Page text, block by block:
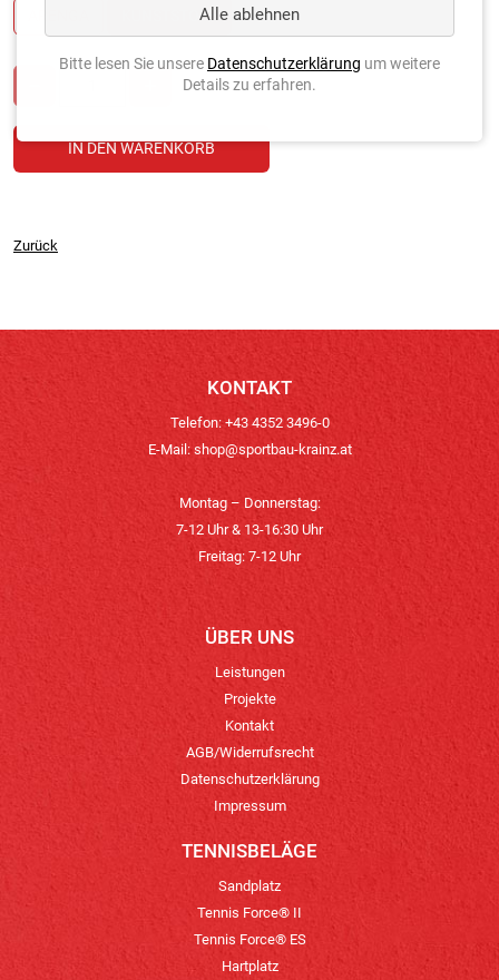
KUNSTSTOFF
Zurück
KONTAKT
Telefon: +43 4352 3496-0
E-Mail:shop@sportbau-krainz.at
Montag – Donnerstag:
7-12 Uhr & 13-16:30 Uhr
Freitag: 7-12 Uhr
ÜBER UNS
Leistungen
Projekte
Kontakt
AGB/Widerrufsrecht
Datenschutzerklärung
Impressum
TENNISBELÄGE
Sandplatz
Tennis Force® II
Tennis Force® ES
Hartplatz
Alle ablehnen
Bitte lesen Sie unsere Datenschutzerklärung um weitere
Details zu erfahren.